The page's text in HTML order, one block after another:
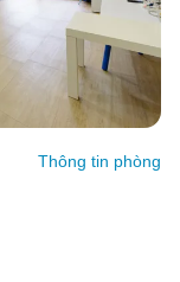
Thông tin phòng